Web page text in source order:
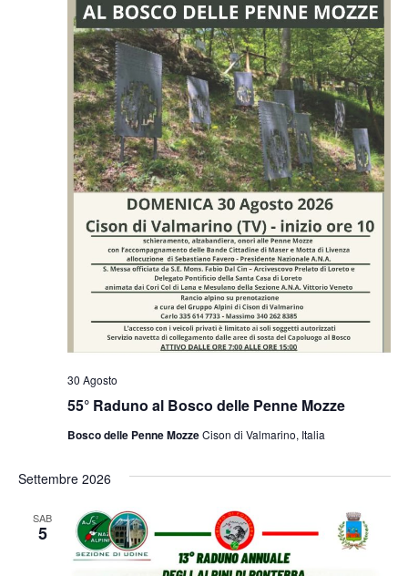
55° Raduno al Bosco delle Penne Mozze
30 Agosto
Bosco delle Penne MozzeCison di Valmarino, Italia
Settembre 2026
SAB
5